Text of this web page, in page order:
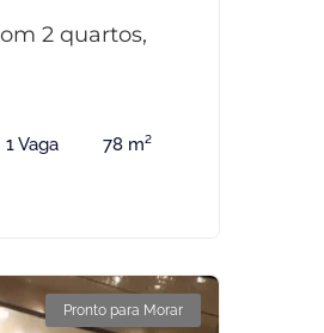
2 quartos,
1 Vaga 78 m²
Pronto para Morar